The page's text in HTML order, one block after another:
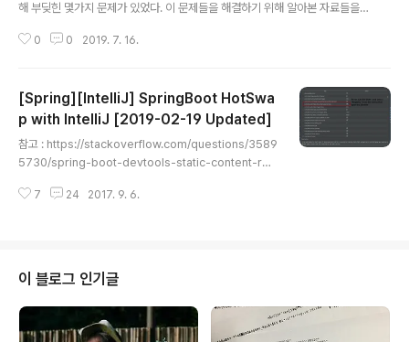
해 부딪힌 몇가지 문제가 있었다. 이 문제들을 해결하기 위해 알아본 자료들을
을 통하였기 때문에 내부간 트래픽은 http 로 해도 안전하다고 여겨지고 있었음
래픽 + 같은 서브넷 트래픽` 으로만 구성하는 것이 목표 4. Loadbalancer 에
서 앱 서버(서비스)에 접근하기 위해서는 plain http 보다 https 로 전송해야
여러 공격으로부터의 최소한의 보안 레벨을..
0 0 2019. 7. 16.
[Spring][IntelliJ] SpringBoot HotSwa
p with IntelliJ [2019-02-19 Updated]
참고 : https://stackoverflow.com/questions/3589
5730/spring-boot-devtools-static-content-rel
ring.io/spring-boot/docs/current/reference/htm
s') 2. 인텔리J 설정(Ctrl + Alt + S)Settings > Build, E
xecution, Deployment > Compiler 메뉴에서 Bu..
7 24 2017. 9. 6.
이 블로그 인기글